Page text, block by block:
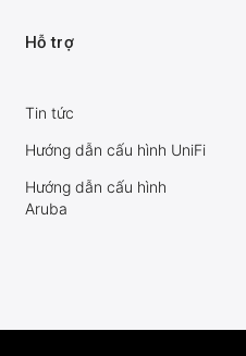
Hỗ trợ
Tin tức
Hướng dẫn cấu hình UniFi
Hướng dẫn cấu hình
Aruba